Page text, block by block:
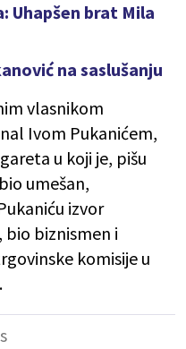
Uhapšen brat Mila
na saslušanju
vlasnikom
Ivom Pukanićem,
u koji je, pišu
umešan,
izvor
biznismen i
komisije u